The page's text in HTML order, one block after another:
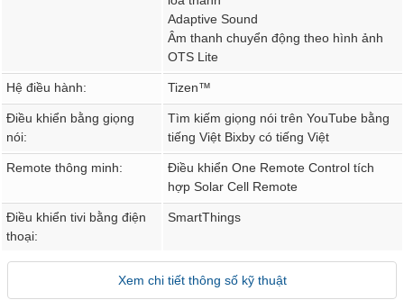
Adaptive Sound
Âm thanh chuyển động theo hình ảnh
OTS Lite
Hệ điều hành: Tizen™
Điều khiển bằng giọng
nói:
Tìm kiếm giọng nói trên YouTube bằng
tiếng Việt Bixby có tiếng Việt
Remote thông minh:
Điều khiển One Remote Control tích
hợp Solar Cell Remote
Điều khiển tivi bằng điện
thoại:
SmartThings
Xem chi tiết thông số kỹ thuật